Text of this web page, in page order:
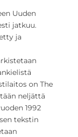
Uuden
jatkuu.
ja
on The
neljättä
1992
tekstin